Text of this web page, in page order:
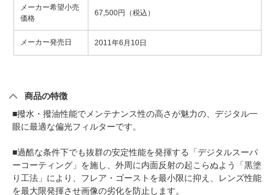
メーカー希望小売
価格
67,500円（税込）
メーカー発売日 2011年6月10日
商品の特徴
■撥水・撥油性能でメンテナンス性の高さが魅力の、デジタル一
眼に最適な偏光フィルターです。
■過酷な条件下でも抜群の安定性能を発揮する「デジタルスーパ
ーコーティング」を施し、外周に内面反射の起こらぬよう「黒塗
り工法」により、フレア・ゴーストを最小限に抑え、レンズ性能
を最大限発揮させ画像の劣化を防止します。